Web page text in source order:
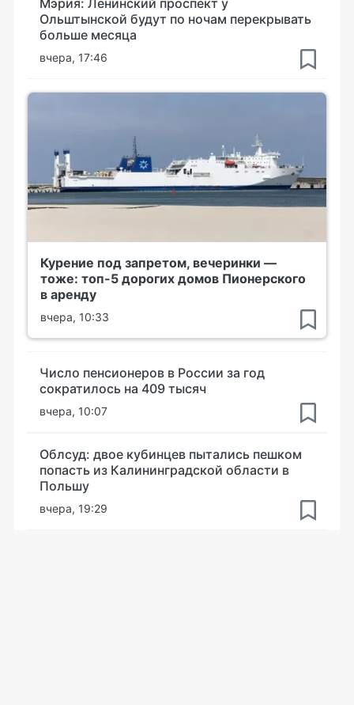
Мэрия: Ленинский проспект у
Ольштынской будут по ночам перекрывать
больше месяца
вчера, 17:46
Курение под запретом, вечеринки —
тоже: топ-5 дорогих домов Пионерского
в аренду
вчера, 10:33
Число пенсионеров в России за год
сократилось на 409 тысяч
вчера, 10:07
Облсуд: двое кубинцев пытались пешком
попасть из Калининградской области в
Польшу
вчера, 19:29